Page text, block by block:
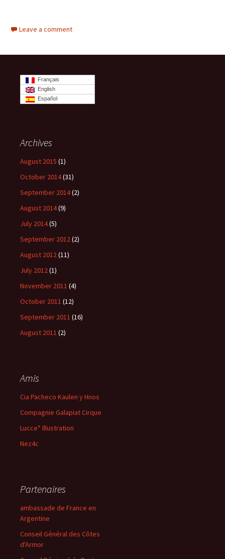
Leave a comment
Français
English
Español
Archives
August 2015 (1)
October 2014(31)
September 2014(2)
August 2014(9)
July 2014(5)
September 2012(2)
August 2012(11)
July 2012(1)
November 2011 (4)
October 2011 (12)
September 2011 (16)
August 2011 (2)
Amis
Cia Pacheco Kaulen y Hnos
Compagnie Galapiat Cirque
Lucce* Illustration
Nez4c
Partenaires
ambassade de France en
Argentine
Conseil Général des Côtes
d'Armor